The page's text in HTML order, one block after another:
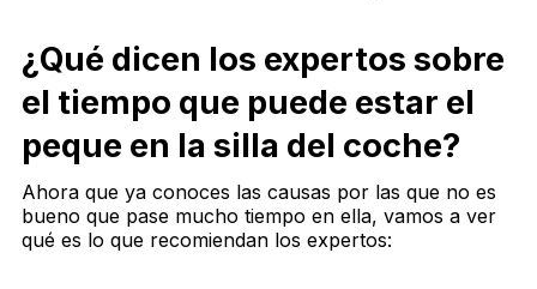
¿Qué dicen los expertos sobre
el tiempo que puede estar el
peque en la silla del coche?
Ahora que ya conoces las causas por las que no es
bueno que pase mucho tiempo en ella, vamos a ver
qué es lo que recomiendan los expertos: